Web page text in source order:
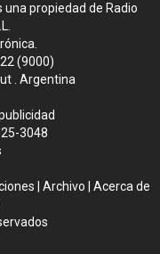
una propiedad de Radio
(9000)
. Argentina
3048
Archivo
Acerca de